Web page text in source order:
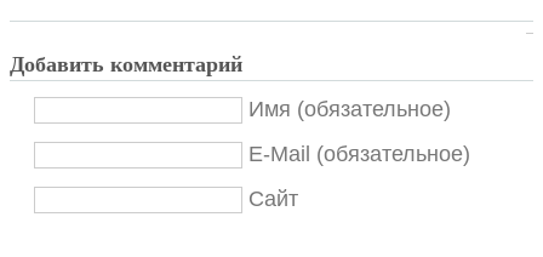
Добавить комментарий
Имя (обязательное)
E-Mail (обязательное)
Сайт